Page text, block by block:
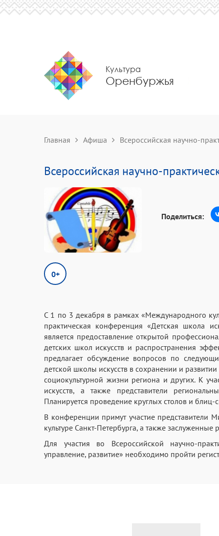
Культура
Оренбуржья
Главная Афиша Всероссийская научно-
Всероссийская научно-
0+
Поделиться:
С 1 по 3 декабря в рамках «Международного
практическая конференция «Детская школа
является предоставление открытой
детских школ искусств и распространения
предлагает обсуждение вопросов по
детской школы искусств в сохранении и
социокультурной жизни региона и других. К
искусств, а также представители
Планируется проведение круглых столов и
В конференции примут участие представители
культуре Санкт-Петербурга, а также заслуженные
Для участия во Всероссийской научно-
управление, развитие» необходимо пройти